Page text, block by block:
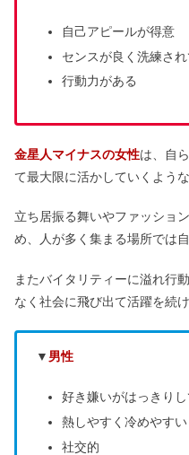
自己アピールが得意
センスが良く洗練され
行動力がある
金星人マイナスの女性は、自
て最大限に活かしていくよう
立ち居振る舞いやファッショ
め、人が多く集まる場所では
またバイタリティーに溢れ行
なく社会に飛び出て活躍を続
▼ 男性
好き嫌いがはっきりし
熱しやすく冷めやすい
社交的